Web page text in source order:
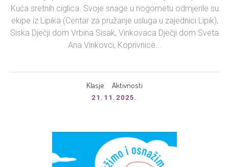
Kuća sretnih ciglica. Svoje snage u nogometu odmjerile su
ekipe iz Lipika (Centar za pružanje usluga u zajednici Lipik),
Siska Dječji dom Vrbina Sisak, Vinkovaca Dječji dom Sveta
Ana Vinkovci, Koprivnice...
Klasje Aktivnosti
21.11.2025.